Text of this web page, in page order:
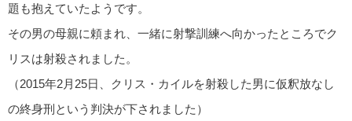
題も抱えていたようです。
その男の母親に頼まれ、一緒に射撃訓練へ向かったところでク
リスは射殺されました。
（2015年2月25日、クリス・カイルを射殺した男に仮釈放なし
の終身刑という判決が下されました）